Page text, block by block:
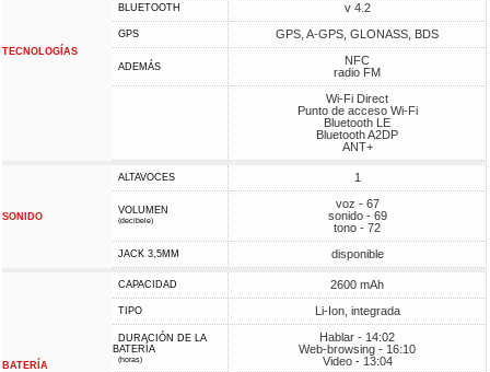
TECNOLOGÍAS
BLUETOOTH v 4.2
GPS GPS, A-GPS, GLONASS, BDS
ADEMÁS
NFC
radio FM
Wi-Fi Direct
Punto de acceso Wi-Fi
Bluetooth LE
Bluetooth A2DP
ANT+
SONIDO
ALTAVOCES 1
VOLUMEN
(decibele)
voz - 67
sonido - 69
tono - 72
JACK 3,5MM disponible
BATERÍA
CAPACIDAD 2600 mAh
TIPO Li-Ion, integrada
DURACIÓN DE LA
BATERÍA
(horas)
Hablar - 14:02
Web-browsing - 16:10
Video - 13:04